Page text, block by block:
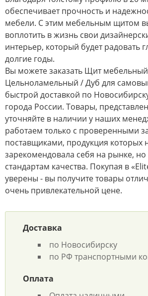
обеспечивает прочность и
мебели. С этим мебельным щитом
воплотить в жизнь свои
интерьер, который будет радовать
долгие годы.
Вы можете заказать Щит мебельный
Цельноламельный / Дуб для
быстрой доставкой по
города России. Товары,
уточняйте в наличии у наших
работаем только с проверенными
поставщиками, продукция которых
зарекомендовала себя на рынке, но
стандартам качества. Покупая в
уверены - вы получите товары
очень привлекательной цене.
Доставка
по Новосибирску
по РФ транспортными
Оплата